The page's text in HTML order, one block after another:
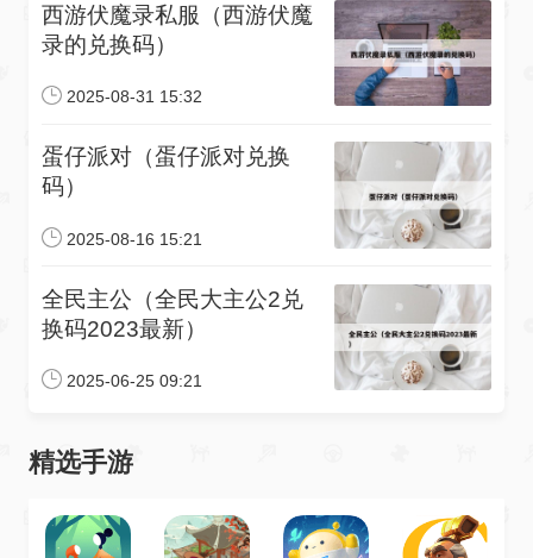
西游伏魔录私服（西游伏魔
录的兑换码）
2025-08-31 15:32
蛋仔派对（蛋仔派对兑换
码）
2025-08-16 15:21
全民主公（全民大主公2兑
换码2023最新）
2025-06-25 09:21
精选手游